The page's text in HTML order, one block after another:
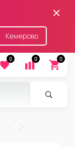
Кемерово
0 0 0